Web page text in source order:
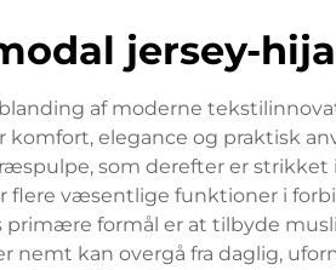
jersey-
af moderne
elegance og praktisk
som derefter er
flere væsentlige funktioner i
formål er at tilbyde
kan overgå fra daglig,